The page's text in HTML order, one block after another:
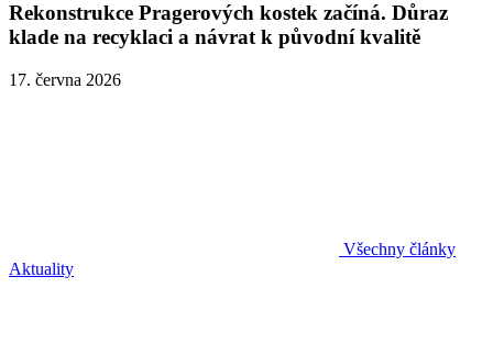
Rekonstrukce Pragerových kostek začíná. Důraz
klade na recyklaci a návrat k původní kvalitě
17. června 2026
Všechny články
Aktuality